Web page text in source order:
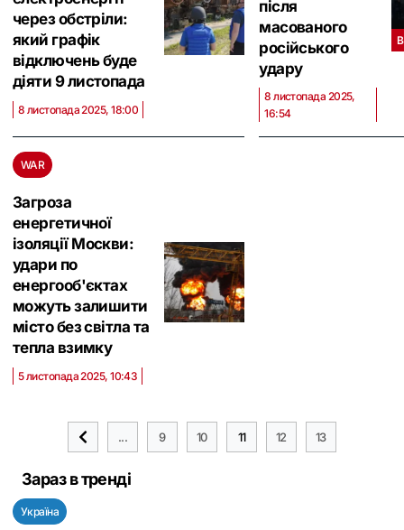
через обстріли:
який графік
відключень буде
діяти 9 листопада
8 листопада 2025, 18:00
після
масованого
російського
удару
8 листопада 2025,
16:54
WAR
Загроза
енергетичної
ізоляції Москви:
удари по
енергооб'єктах
можуть залишити
місто без світла та
тепла взимку
5 листопада 2025, 10:43
... 9 10 11 12 13
Зараз в тренді
Україна